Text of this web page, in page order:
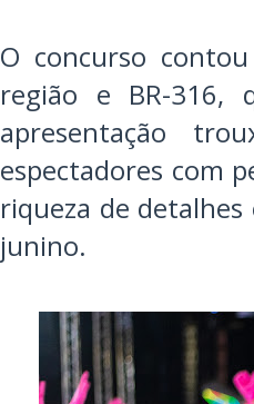
O concurso
região e BR-316,
apresentação
espectadores com
riqueza de
junino.